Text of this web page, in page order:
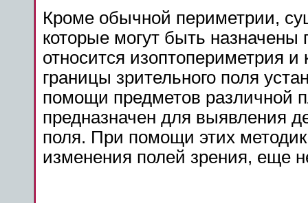
Кроме обычной периметрии,
которые могут быть назначены
относится изоптопериметрия
границы зрительного поля
помощи предметов различной
предназначен для выявления
поля. При помощи этих
изменения полей зрения, еще